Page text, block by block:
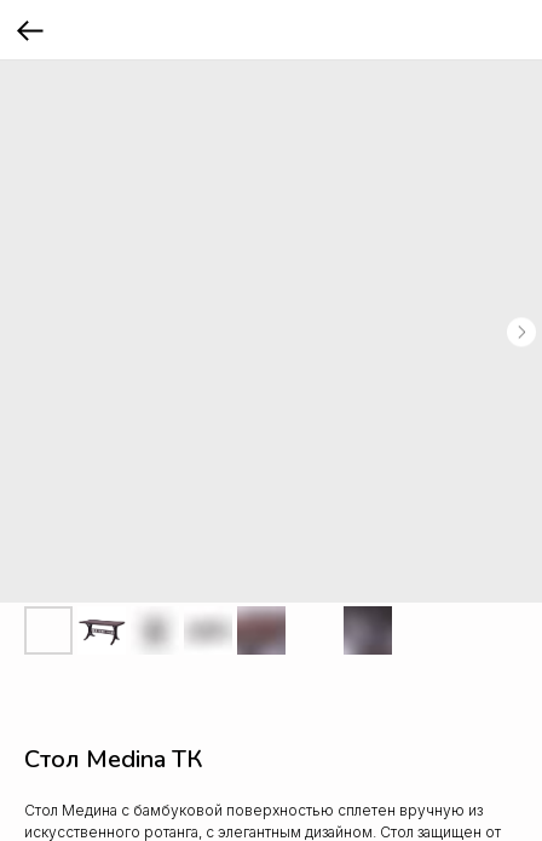
Стол Medina ТК
Стол Медина с бамбуковой поверхностью сплетен вручную из
искусственного ротанга, с элегантным дизайном. Стол защищен от